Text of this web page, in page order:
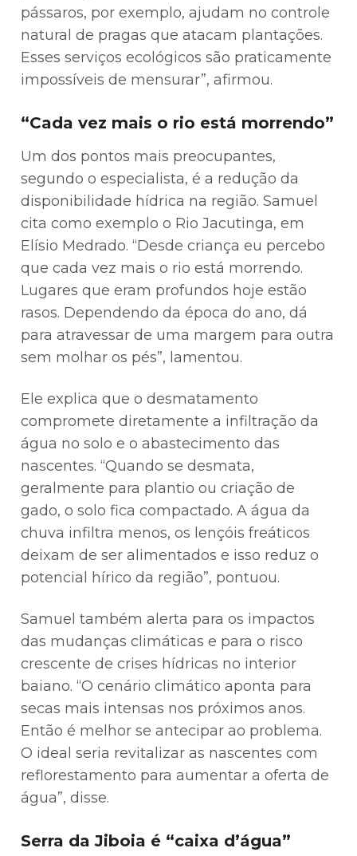
pássaros, por exemplo, ajudam no controle
natural de pragas que atacam plantações.
Esses serviços ecológicos são praticamente
impossíveis de mensurar”, afirmou.
“Cada vez mais o rio está morrendo”
Um dos pontos mais preocupantes,
segundo o especialista, é a redução da
disponibilidade hídrica na região. Samuel
cita como exemplo o Rio Jacutinga, em
Elísio Medrado. “Desde criança eu percebo
que cada vez mais o rio está morrendo.
Lugares que eram profundos hoje estão
rasos. Dependendo da época do ano, dá
para atravessar de uma margem para outra
sem molhar os pés”, lamentou.
Ele explica que o desmatamento
compromete diretamente a infiltração da
água no solo e o abastecimento das
nascentes. “Quando se desmata,
geralmente para plantio ou criação de
gado, o solo fica compactado. A água da
chuva infiltra menos, os lençóis freáticos
deixam de ser alimentados e isso reduz o
potencial hírico da região”, pontuou.
Samuel também alerta para os impactos
das mudanças climáticas e para o risco
crescente de crises hídricas no interior
baiano. “O cenário climático aponta para
secas mais intensas nos próximos anos.
Então é melhor se antecipar ao problema.
O ideal seria revitalizar as nascentes com
reflorestamento para aumentar a oferta de
água”, disse.
Serra da Jiboia é “caixa d’água”